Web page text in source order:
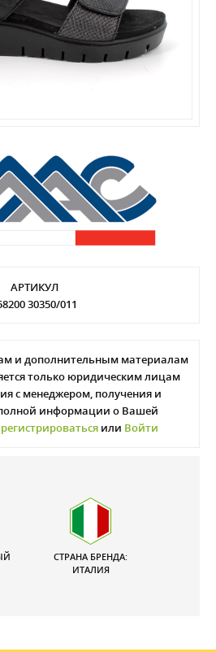
АРТИКУЛ
30350/011
и дополнительным материалам
только юридическим лицам
с менеджером, получения и
информации о Вашей
или Войти
СТРАНА БРЕНДА:
ИТАЛИЯ